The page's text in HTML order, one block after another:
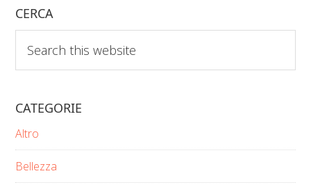
CERCA
this
website
CATEGORIE
Altro
Bellezza